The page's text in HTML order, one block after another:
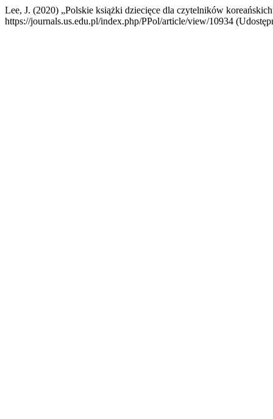
Lee, J. (2020) „Polskie książki dziecięce dla czytelników
https://journals.us.edu.pl/index.php/PPol/article/view/10934